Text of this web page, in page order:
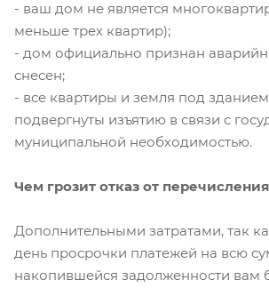
- ваш дом не является
меньше трех квартир);
- дом официально признан
снесен;
- все квартиры и земля под
подвергнуты изъятию в связи с
муниципальной необходимостью.
Чем грозит отказ от
Дополнительными затратами, так
день просрочки платежей на всю
накопившейся задолженности вам